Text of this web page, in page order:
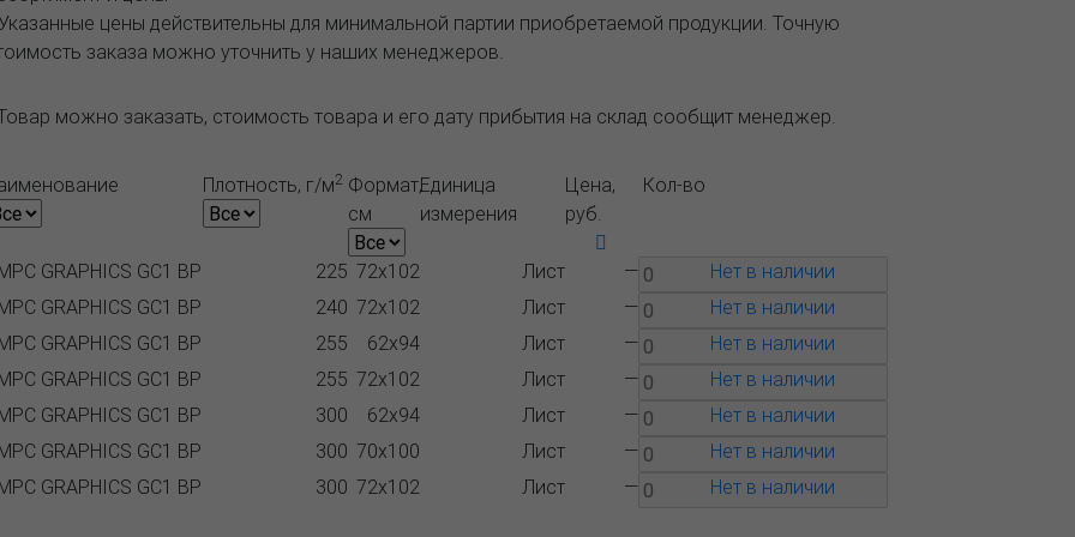
цены действительны для минимальной партии приобретаемой продукции. Точную
заказа можно уточнить у наших менеджеров.
можно заказать, стоимость товара и его дату прибытия на склад сообщит менеджер.
Плотность, г/м2 Формат,
см
Единица
измерения
Цена,
руб.
Кол-во
GRAPHICS GC1 BP 225 72x102 Лист —
Нет в наличии
GRAPHICS GC1 BP
240 72x102 Лист —
Нет в наличии
GRAPHICS GC1 BP
255 62x94 Лист —
Нет в наличии
GRAPHICS GC1 BP
255 72x102 Лист —
Нет в наличии
GRAPHICS GC1 BP
300 62x94 Лист —
Нет в наличии
GRAPHICS GC1 BP
300 70x100 Лист —
Нет в наличии
GRAPHICS GC1 BP
300 72x102 Лист — Нет в наличии